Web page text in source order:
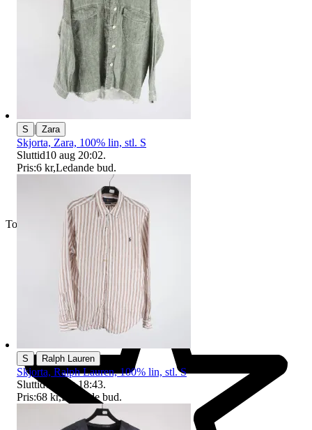
Toppsäljare
S | Zara
Skjorta, Zara, 100% lin, stl. S
Sluttid10 aug 20:02.
Pris:6 kr,Ledande bud.
S | Ralph Lauren
Skjorta, Ralph Lauren, 100% lin, stl. S
Sluttid10 aug 18:43.
Pris:68 kr,Ledande bud.